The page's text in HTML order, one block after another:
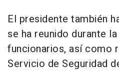
El presidente también
se ha reunido durante
funcionarios, así como
Servicio de Seguridad